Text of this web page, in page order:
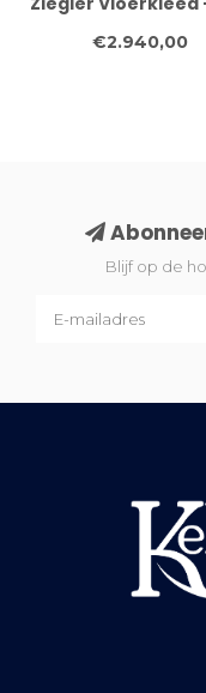
x 165 cm –
€2.940,00
Blijf op de